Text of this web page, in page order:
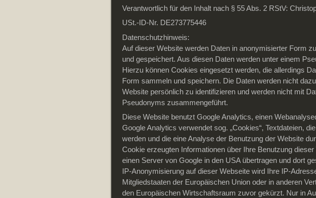
Verantwortlich für den Inhalt nach § 55 Abs. 2 RStV:
USt.-ID-Nr. DE273775446
Datenschutzhinweis:
Auf dieser Website werden Daten in anonymisierter Form
und gespeichert. Aus diesen Daten werden unter einem
Hierzu können Cookies eingesetzt werden, die allerdings
Form sammeln und speichern. Die Daten werden nicht
Website persönlich zu identifizieren und werden nicht mit
Pseudonyms zusammengeführt.
Diese Website benutzt Google Analytics, einen
Google Analytics verwendet sog. „Cookies“, Textdateien,
werden und die eine Analyse der Benutzung der Website
Cookie erzeugten Informationen über Ihre Benutzung
einen Server von Google in den USA übertragen und dort
IP-Anonymisierung auf dieser Webseite wird Ihre IP-
Mitgliedstaaten der Europäischen Union oder in anderen
den Europäischen Wirtschaftsraum zuvor gekürzt. Nur in